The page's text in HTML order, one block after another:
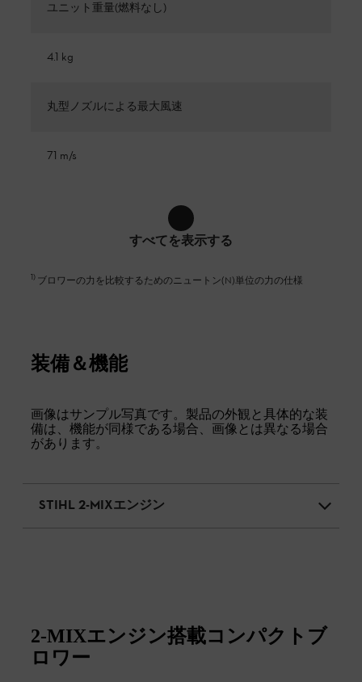
ユニット重量(燃料なし)
4.1 kg
丸型ノズルによる最大風速
71 m/s
すべてを表示する
1) ブロワーの力を比較するためのニュートン(N)単位の力の仕様
装備＆機能
画像はサンプル写真です。製品の外観と具体的な装
備は、機能が同様である場合、画像とは異なる場合
があります。
STIHL 2-MIXエンジン
2-MIXエンジン搭載コンパクトブ
ロワー